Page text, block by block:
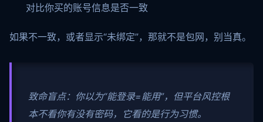
对比你买的账号信息是否一致
如果不一致，或者显示“未绑定”，那就不是包网，别当真。
致命盲点：你以为“能登录=能用”，但平台风控根
本不看你有没有密码，它看的是行为习惯。